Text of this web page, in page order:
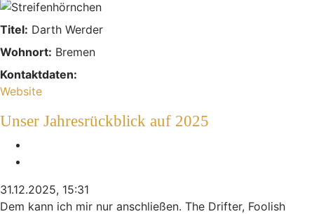
Titel: Darth Werder
Wohnort: Bremen
Kontaktdaten:
Kontaktdaten von M4gic
Website
Unser Jahresrückblick auf 2025
31.12.2025, 15:31
Dem kann ich mir nur anschließen. The Drifter, Foolish